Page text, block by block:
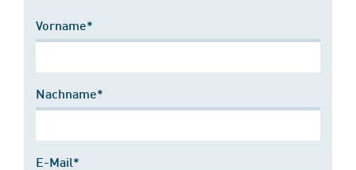
Vorname*
Nachname*
E-Mail*